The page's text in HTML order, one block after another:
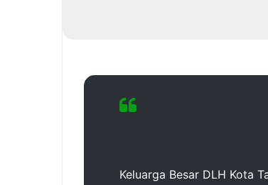
Keluarga Besar DLH Kota